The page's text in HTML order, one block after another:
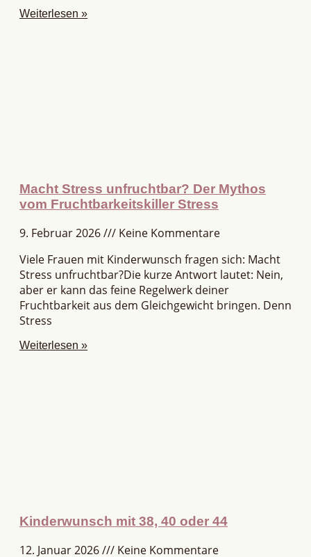
Weiterlesen »
Macht Stress unfruchtbar? Der Mythos
vom Fruchtbarkeitskiller Stress
9. Februar 2026
Keine Kommentare
Viele Frauen mit Kinderwunsch fragen sich: Macht
Stress unfruchtbar?Die kurze Antwort lautet: Nein,
aber er kann das feine Regelwerk deiner
Fruchtbarkeit aus dem Gleichgewicht bringen. Denn
Stress
Weiterlesen »
Kinderwunsch mit 38, 40 oder 44
12. Januar 2026 Keine Kommentare